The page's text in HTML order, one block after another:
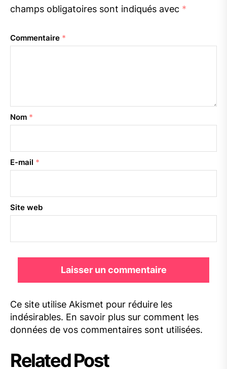
champs obligatoires sont indiqués avec *
Commentaire *
Nom *
E-mail *
Site web
Ce site utilise Akismet pour réduire les
indésirables. En savoir plus sur comment les
données de vos commentaires sont utilisées.
Related Post